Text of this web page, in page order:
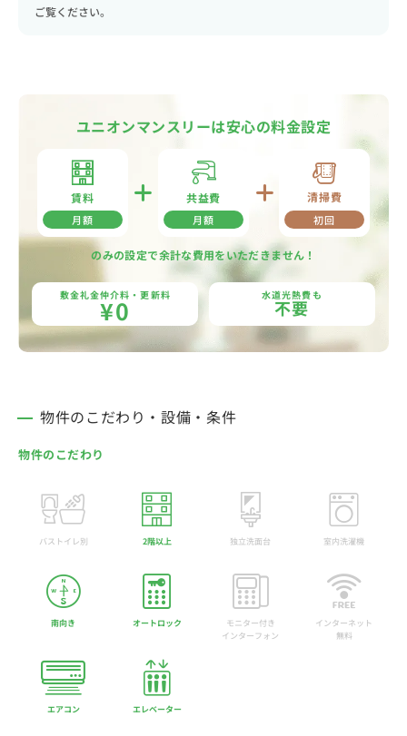
ご覧ください。
ユニオンマンスリーは安心の料金設定
賃料
月額
共益費
月額
清掃費
初回
のみの設定で余計な費用をいただきません！
敷金礼金仲介料・更新料
¥0 水道光熱費も
不要
物件のこだわり・設備・条件
物件のこだわり
バストイレ別 2階以上 独立洗面台 室内洗濯機
南向き オートロック
モニター付き
インターフォン
インターネット
無料
エアコン エレベーター